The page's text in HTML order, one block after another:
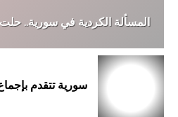
المسألة الكردية في سورية.. حلت
سورية تتقدم